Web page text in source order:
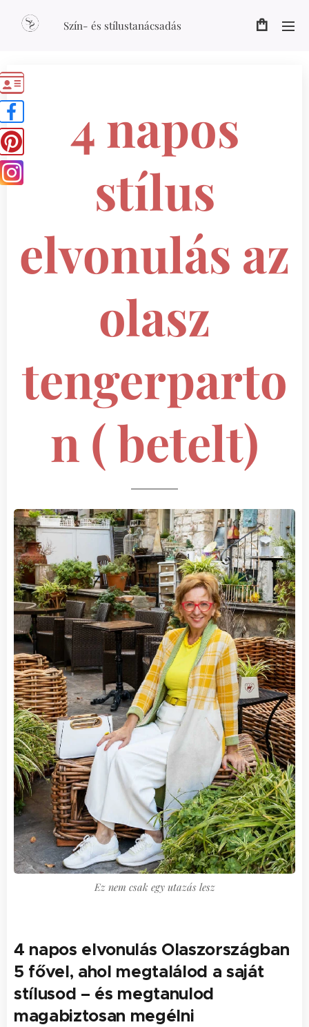
Szín- és stílustanácsadás
4 napos
stílus
elvonulás az
olasz
tengerparto
n ( betelt)
Ez nem csak egy utazás lesz
4 napos elvonulás Olaszországban
5 fővel, ahol megtalálod a saját
stílusod – és megtanulod
magabiztosan megélni